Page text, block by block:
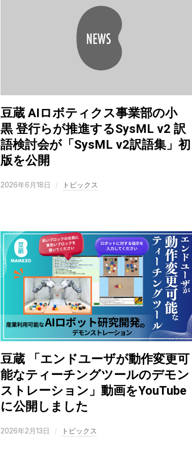
豆蔵 AIロボティクス事業部の小
黒 登行らが推進するSysML v2 訳
語検討会が「SysML v2訳語集」初
版を公開
2026年6月18日 トピックス
豆蔵 「エンドユーザが動作変更可
能なティーチングツールのデモン
ストレーション」動画をYouTube
に公開しました
2026年2月13日 トピックス